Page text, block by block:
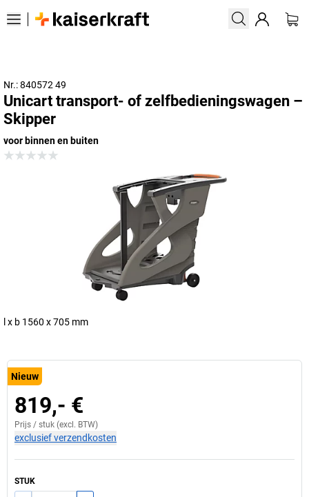
Nr.: 840572 49
Unicart transport- of zelfbedieningswagen –
Skipper
voor binnen en buiten
l x b 1560 x 705 mm
Nieuw
819,- €
Prijs / stuk (excl. BTW)
exclusief verzendkosten
STUK